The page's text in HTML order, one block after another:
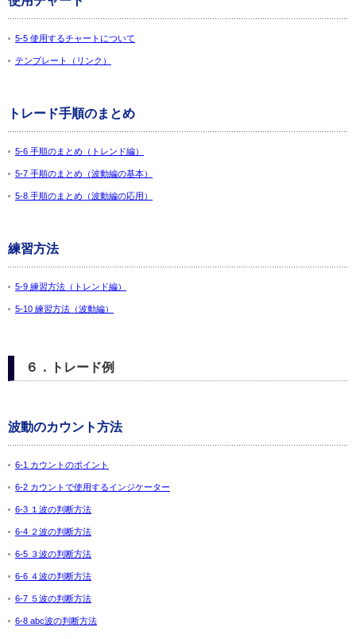
5-5 使用するチャートについて
テンプレート（リンク）
トレード手順のまとめ
5-6 手順のまとめ（トレンド編）
5-7 手順のまとめ（波動編の基本）
5-8 手順のまとめ（波動編の応用）
練習方法
5-9 練習方法（トレンド編）
5-10 練習方法（波動編）
６．トレード例
波動のカウント方法
6-1 カウントのポイント
6-2 カウントで使用するインジケーター
6-3 １波の判断方法
6-4 ２波の判断方法
6-5 ３波の判断方法
6-6 ４波の判断方法
6-7 ５波の判断方法
6-8 abc波の判断方法